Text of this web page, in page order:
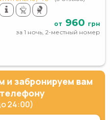
от 960 грн
за 1 ночь, 2-местный номер
и забронируем вам
24:00)